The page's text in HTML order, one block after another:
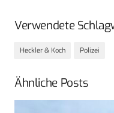
Verwendete
Heckler & Koch Polizei
Ähnliche Posts